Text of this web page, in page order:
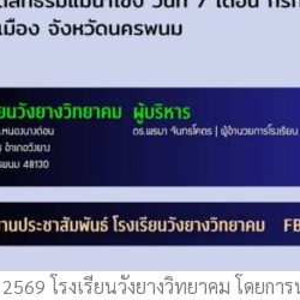
โรงเรียนวังยางวิทยาคม โดยก